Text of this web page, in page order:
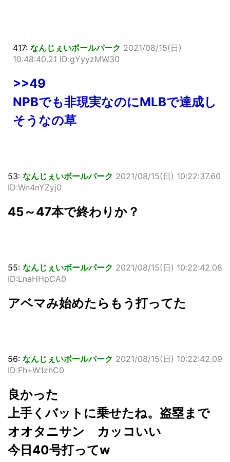
417: なんじぇいボールパーク 2021/08/15(日)
10:48:40.21 ID:gYyyzMW30
>>49
NPBでも非現実なのにMLBで達成し
そうなの草
53: なんじぇいボールパーク 2021/08/15(日) 10:22:37.60
ID:Wn4nYZyj0
45～47本で終わりか？
55: なんじぇいボールパーク 2021/08/15(日) 10:22:42.08
ID:LnaHHpCA0
アベマみ始めたらもう打ってた
56: なんじぇいボールパーク 2021/08/15(日) 10:22:42.09
ID:Fh+W1zhC0
良かった
上手くバットに乗せたね。盗塁まで
オオタニサン カッコいい
今日40号打ってw